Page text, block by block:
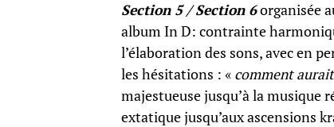
Section 5 / Section 6organisée
album In D: contrainte
l’élaboration des sons, avec en
les hésitations : « comment
majestueuse jusqu’à la
extatique jusqu’aux ascensions